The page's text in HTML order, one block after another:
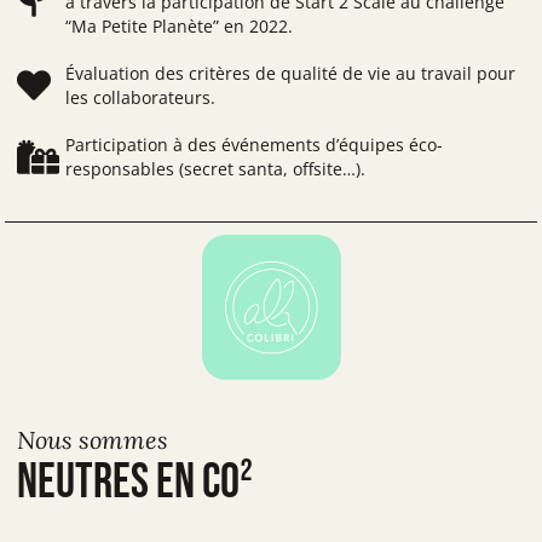
“Ma Petite Planète” en 2022.
Évaluation des critères de qualité de vie au travail pour
les collaborateurs.
Participation à des événements d’équipes éco-
responsables (secret santa, offsite…).
Nous sommes
neutres en co²